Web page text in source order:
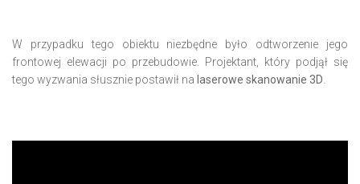
W przypadku tego obiektu niezbędne było odtworzenie jego
frontowej elewacji po przebudowie. Projektant, który podjął się
tego wyzwania słusznie postawił na laserowe skanowanie 3D